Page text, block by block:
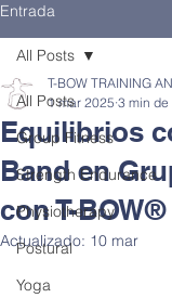
Entrada
All Posts
Group Fitness
Strength Endurance
Physiotherapy
Postural
Yoga
All Posts
Equilibrios
Band en
con T-BOW®
T-BOW TRAINING
1 mar 2025 3 min
Actualizado: 10 mar